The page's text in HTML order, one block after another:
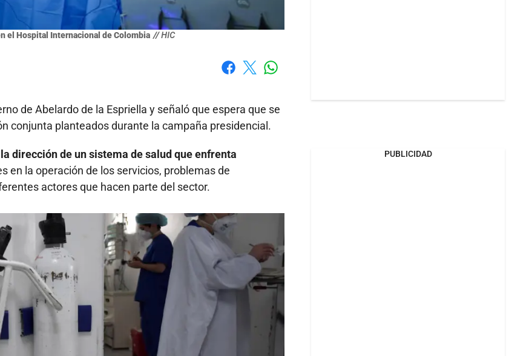
el Hospital Internacional de Colombia // HIC
de Abelardo de la Espriella y señaló que espera que se
conjunta planteados durante la campaña presidencial.
dirección de un sistema de salud que enfrenta
en la operación de los servicios, problemas de
actores que hacen parte del sector.
PUBLICIDAD